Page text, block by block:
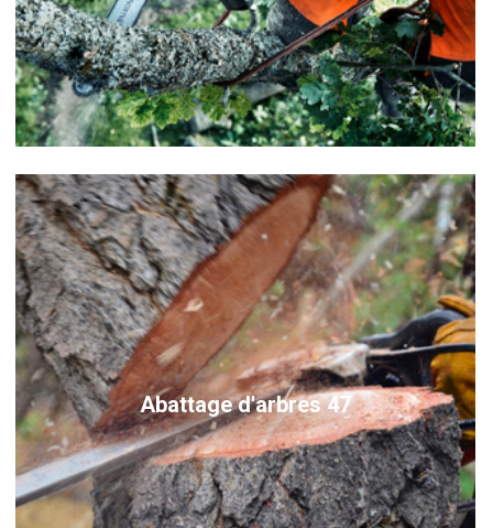
Abattage d'arbres 47